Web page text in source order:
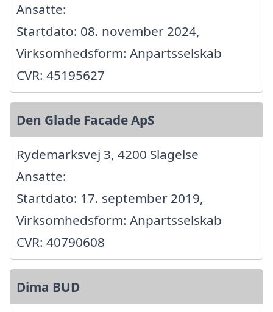
Ansatte:
Startdato: 08. november 2024,
Virksomhedsform: Anpartsselskab
CVR: 45195627
Den Glade Facade ApS
Rydemarksvej 3, 4200 Slagelse
Ansatte:
Startdato: 17. september 2019,
Virksomhedsform: Anpartsselskab
CVR: 40790608
Dima BUD